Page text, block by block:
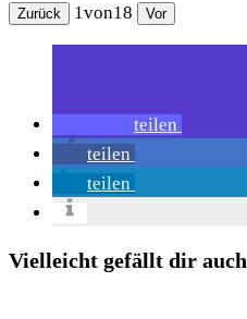
Zurück 1von18 Vor
teilen
teilen
teilen
Vielleicht gefällt dir auch